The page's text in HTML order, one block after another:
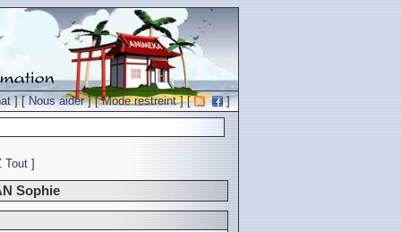
] [Nous aider] [Mode restreint] [ ]
Tout ]
Sophie